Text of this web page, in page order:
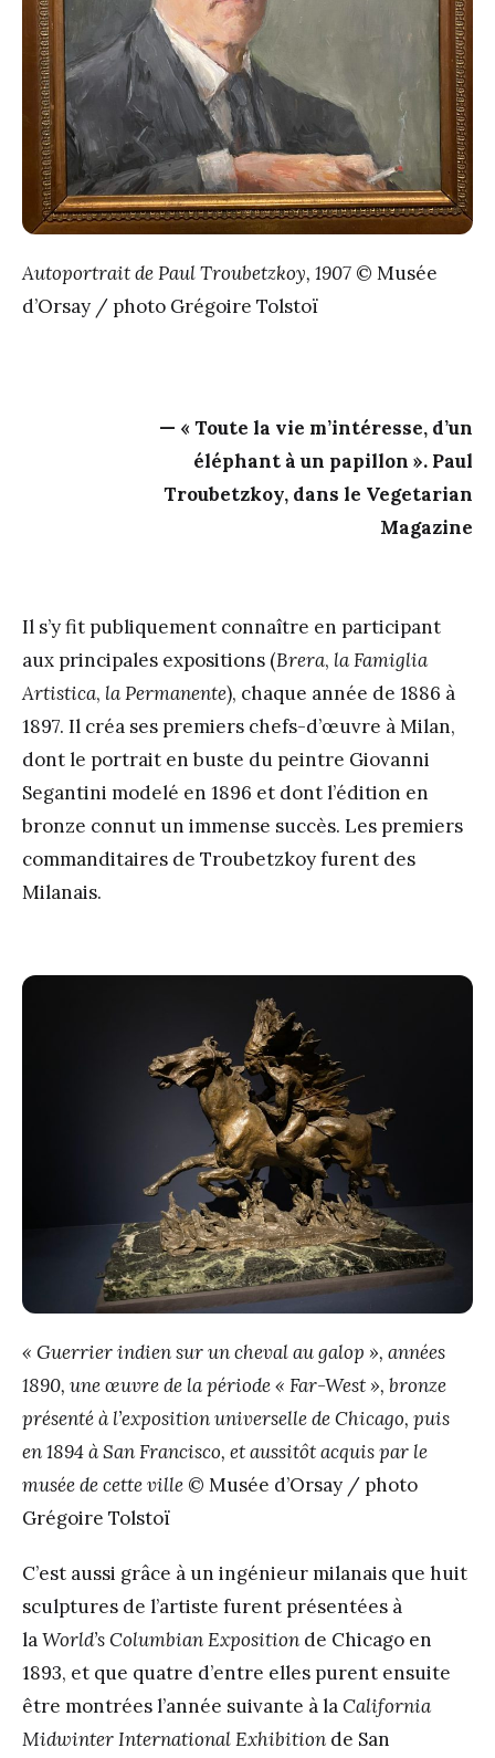
Autoportrait de Paul Troubetzkoy, 1907 © Musée
d’Orsay / photo Grégoire Tolstoï
« Toute la vie m’intéresse, d’un
éléphant à un papillon ». Paul
Troubetzkoy, dans le Vegetarian
Magazine
Il s’y fit publiquement connaître en participant
aux principales expositions (Brera, la Famiglia
Artistica, la Permanente), chaque année de 1886 à
1897. Il créa ses premiers chefs-d’œuvre à Milan,
dont le portrait en buste du peintre Giovanni
Segantini modelé en 1896 et dont l’édition en
bronze connut un immense succès. Les premiers
commanditaires de Troubetzkoy furent des
Milanais.
« Guerrier indien sur un cheval au galop », années
1890, une œuvre de la période « Far-West », bronze
présenté à l’exposition universelle de Chicago, puis
en 1894 à San Francisco, et aussitôt acquis par le
musée de cette ville © Musée d’Orsay / photo
Grégoire Tolstoï
C’est aussi grâce à un ingénieur milanais que huit
sculptures de l’artiste furent présentées à
laWorld’s Columbian Exposition de Chicago en
1893, et que quatre d’entre elles purent ensuite
être montrées l’année suivante à laCalifornia
Midwinter International Exhibition de San